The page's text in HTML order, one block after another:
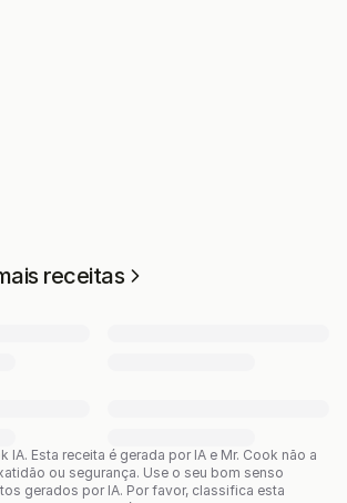
receitas
IA. Esta receita é gerada por IA e Mr. Cook não a
ou segurança. Use o seu bom senso
gerados por IA. Por favor, classifica esta